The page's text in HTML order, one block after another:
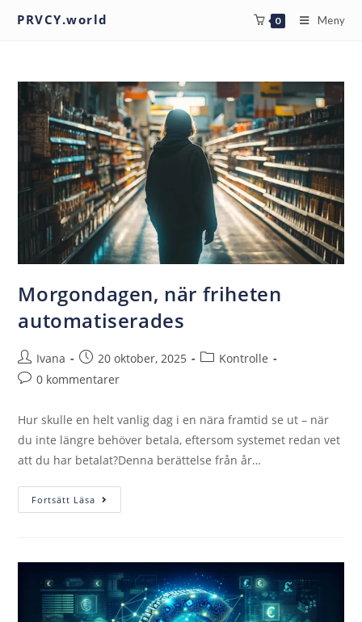
PRVCY.world 0 Meny
Morgondagen, när friheten
automatiserades
Ivana 20 oktober, 2025
Kontrolle
0 kommentarer
Hur skulle en helt vanlig dag i en nära framtid se ut – när
du inte längre behöver betala, eftersom systemet redan vet
att du har betalat?Denna berättelse från år…
Fortsätt Läsa